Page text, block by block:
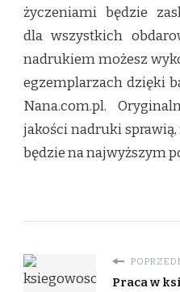
życzeniami będzie
dla wszystkich
nadrukiem możesz
egzemplarzach dzięki
Nana.com.pl.
jakości nadruki
będzie na najwyższym
Praca w